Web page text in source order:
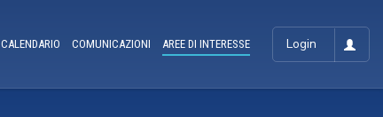
Login
CALENDARIO COMUNICAZIONI AREE DI INTERESSE